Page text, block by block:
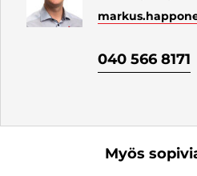
040 566 8171
Myös